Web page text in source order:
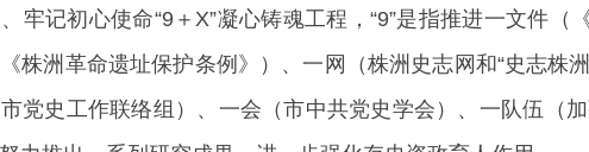
牢记初心使命“9＋X”凝心铸魂工程，“9”是指推进一文件
株洲革命遗址保护条例》）、一网（株洲史志网和“史志株
党史工作联络组）、一会（市中共党史学会）、一队伍（